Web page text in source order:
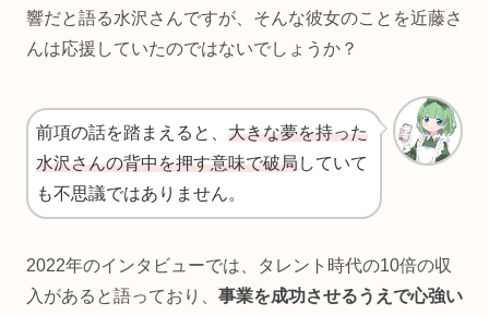
響だと語る水沢さんですが、そんな彼女のことを近藤さ
んは応援していたのではないでしょうか？
前項の話を踏まえると、 大きな夢を持った
水沢さんの背中を押す意味で破局していて
も不思議ではありません。
2022年のインタビューでは、タレント時代の10倍の収
入があると語っており、 事業を成功させるうえで心強い